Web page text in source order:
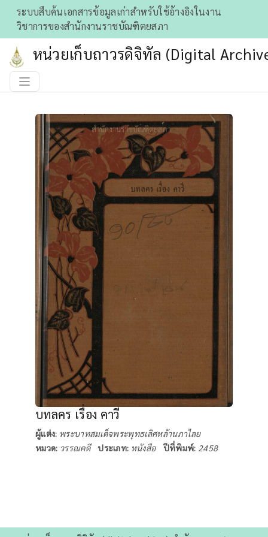
ระบบสืบค้นเอกสารข้อมูลเก่าสําหรับใช้อ้างอิงในงาน
วิชาการของสำนักงานราชบัณฑิตยสภา
หน่วยเก็บถาวรดิจิทัล (Digital
บทลคร เรื่อง คาวี
ผู้แต่ง: พระบาทสมเด็จพระพุทธเลิศหล้านภาไลย
หมวด: วรรณคดี ประเภท: หนังสือ ปีที่พิมพ์: 2458